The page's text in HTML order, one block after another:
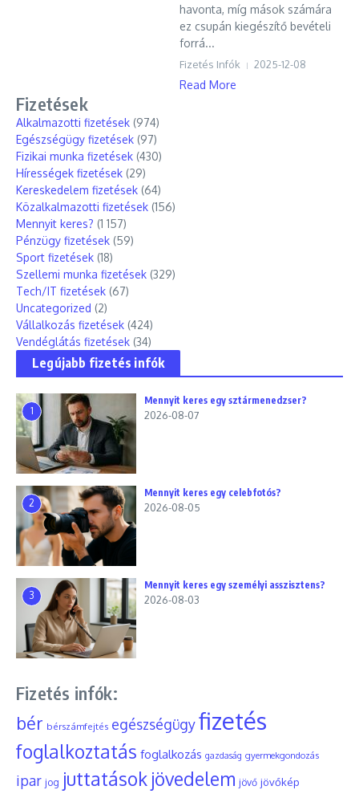
havonta, míg mások számára
ez csupán kiegészítő bevételi
forrá...
Fizetés Infók 2025-12-08
Read More
Fizetések
Alkalmazotti fizetések (974)
Egészségügy fizetések (97)
Fizikai munka fizetések (430)
Hírességek fizetések (29)
Kereskedelem fizetések (64)
Közalkalmazotti fizetések (156)
Mennyit keres? (1 157)
Pénzügy fizetések (59)
Sport fizetések (18)
Szellemi munka fizetések (329)
Tech/IT fizetések (67)
Uncategorized (2)
Vállalkozás fizetések (424)
Vendéglátás fizetések (34)
Legújabb fizetés infók
1
Mennyit keres egy sztármenedzser?
2026-08-07
2
Mennyit keres egy celebfotós?
2026-08-05
3
Mennyit keres egy személyi asszisztens?
2026-08-03
Fizetés infók:
bér bérszámfejtés egészségügyfizetés
foglalkoztatás foglalkozás gazdaság gyermekgondozás
ipar jog juttatások jövedelem jövő jövőkép